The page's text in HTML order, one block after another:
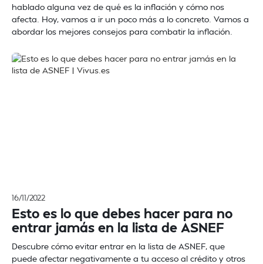
hablado alguna vez de qué es la inflación y cómo nos
afecta. Hoy, vamos a ir un poco más a lo concreto. Vamos a
abordar los mejores consejos para combatir la inflación.
16/11/2022
Esto es lo que debes hacer para no
entrar jamás en la lista de ASNEF
Descubre cómo evitar entrar en la lista de ASNEF, que
puede afectar negativamente a tu acceso al crédito y otros